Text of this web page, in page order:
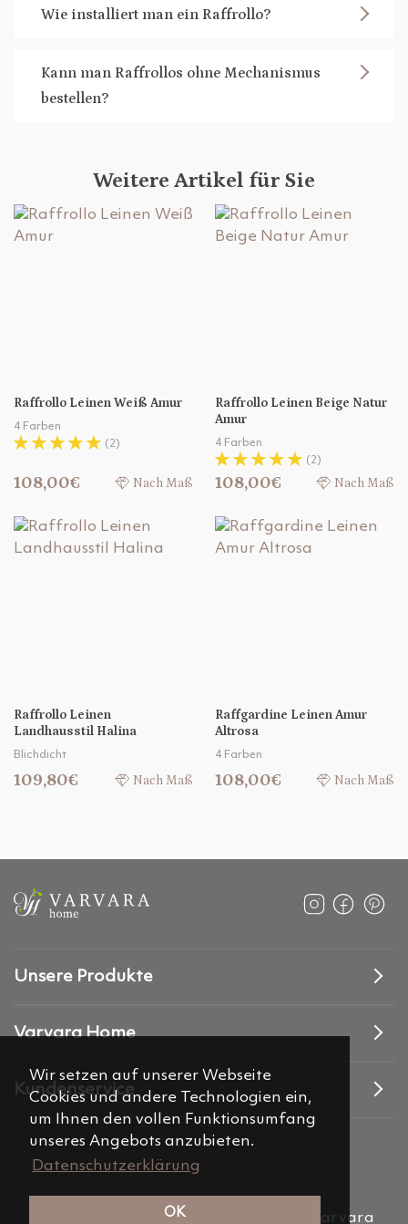
Wir setzen auf unserer Webseite
Cookies und andere Technologien ein,
um Ihnen den vollen Funktionsumfang
unseres Angebots anzubieten.
Datenschutzerklärung
OK
Wie installiert man ein Raffrollo?
Kann man Raffrollos ohne Mechanismus
bestellen?
Weitere Artikel für Sie
Raffrollo Leinen Weiß Amur
4 Farben
(2)
108,00€ Nach Maß
Raffrollo Leinen Beige Natur
Amur
4 Farben
(2)
108,00€ Nach Maß
Raffrollo Leinen
Landhausstil Halina
Blichdicht
109,80€ Nach Maß
Raffgardine Leinen Amur
Altrosa
4 Farben
108,00€ Nach Maß
Unsere Produkte
Varvara Home
Kundenservice
(c) 2012-2026 Alemira Group, s.r.o. “Varvara